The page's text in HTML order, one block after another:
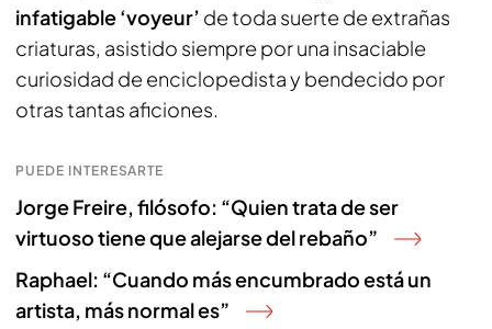
infatigable ‘voyeur’ de toda suerte de extrañas
criaturas, asistido siempre por una insaciable
curiosidad de enciclopedista y bendecido por
otras tantas aficiones.
PUEDE INTERESARTE
Jorge Freire, filósofo: “Quien trata de ser
virtuoso tiene que alejarse del rebaño”
Raphael: “Cuando más encumbrado está un
artista, más normal es”